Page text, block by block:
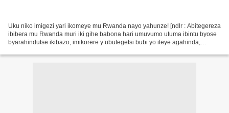
Uku niko imigezi yari ikomeye mu Rwanda nayo yahunze! [ndlr : Abitegereza
ibibera mu Rwanda muri iki gihe babona hari umuvumo utuma ibintu byose
byarahindutse ikibazo, imikorere y’ubutegetsi bubi yo iteye agahinda,